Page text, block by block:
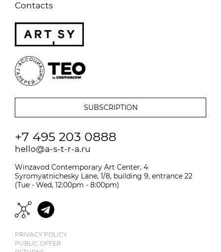
Contacts
+7 495 203 0888
hello@a-s-t-r-a.ru
Winzavod Contemporary Art Center, 4
Syromyatnichesky Lane, 1/8, building 9, entrance 22
(Tue - Wed, 12:00pm - 8:00pm)
PRIVACY POLICY
PUBLIC OFFER